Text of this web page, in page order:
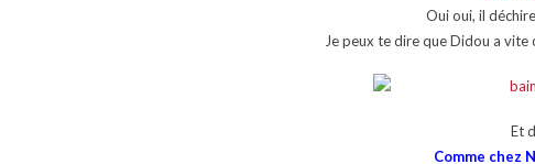
Oui oui, il
Je peux te dire que Didou a
Et
Comme chez